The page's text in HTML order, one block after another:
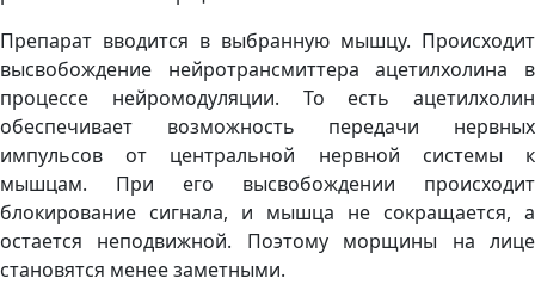
Препарат вводится в выбранную мышцу. Происходит
высвобождение нейротрансмиттера ацетилхолина в
процессе нейромодуляции. То есть ацетилхолин
обеспечивает возможность передачи нервных
импульсов от центральной нервной системы к
мышцам. При его высвобождении происходит
блокирование сигнала, и мышца не сокращается, а
остается неподвижной. Поэтому морщины на лице
становятся менее заметными.